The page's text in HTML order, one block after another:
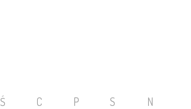
Ś C P S
N